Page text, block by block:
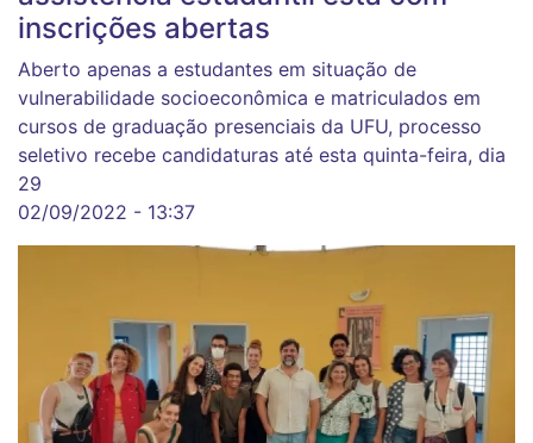
inscrições abertas
Aberto apenas a estudantes em situação de
vulnerabilidade socioeconômica e matriculados em
cursos de graduação presenciais da UFU, processo
seletivo recebe candidaturas até esta quinta-feira, dia
29
02/09/2022 - 13:37